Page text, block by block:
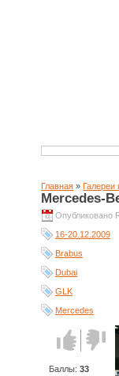
Главная » Галереи
Mercedes-
Опубликовано
16-20.12.2009
Brabus
Dubai
GLK
Mercedes
Голос за!Голос
против!
Баллы: 33